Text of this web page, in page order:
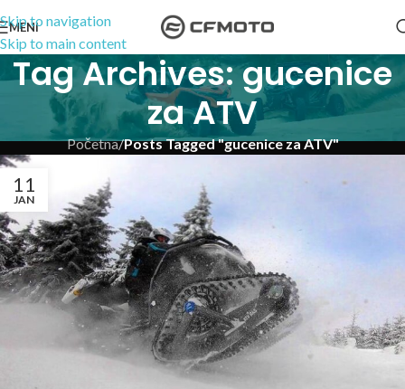
Skip to navigation
Skip to main content
MENI
Tag Archives: gucenice
za ATV
Početna/Posts Tagged "gucenice za ATV"
11
JAN